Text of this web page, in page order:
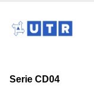
Serie CD04